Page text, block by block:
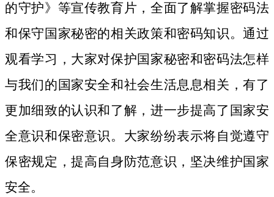
的守护》等宣传教育片， 全面了解掌握密码法
和保守国家秘密的相关政策和密码知识。通过
观看学习，大家对保护国家秘密和密码法怎样
与我们的国家安全和社会生活息息相关，有了
更加细致的认识和了解，进一步提高了国家安
全意识和保密意识。大家纷纷表示将自觉遵守
保密规定，提高自身防范意识，坚决维护国家
安全。